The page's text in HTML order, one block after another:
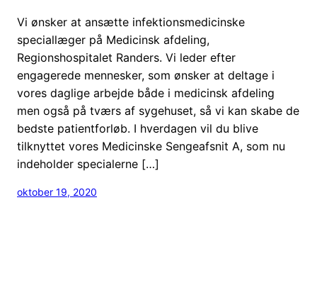
Vi ønsker at ansætte infektionsmedicinske
speciallæger på Medicinsk afdeling,
Regionshospitalet Randers. Vi leder efter
engagerede mennesker, som ønsker at deltage i
vores daglige arbejde både i medicinsk afdeling
men også på tværs af sygehuset, så vi kan skabe de
bedste patientforløb. I hverdagen vil du blive
tilknyttet vores Medicinske Sengeafsnit A, som nu
indeholder specialerne […]
oktober 19, 2020